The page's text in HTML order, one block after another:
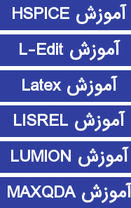
آموزش HSPICE
آموزش L-Edit
آموزش Latex
آموزش LISREL
آموزش LUMION
آموزش MAXQDA